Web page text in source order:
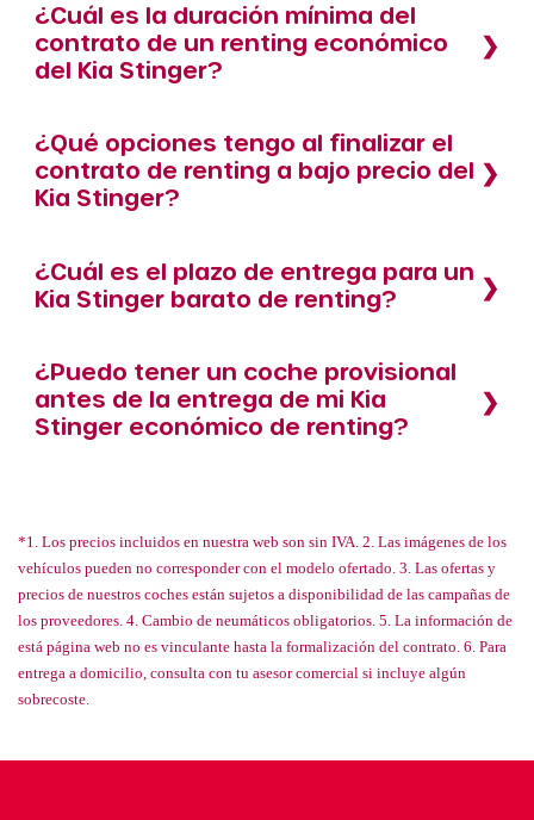
¿Cuál es la duración mínima del
contrato de un renting económico
del Kia Stinger?
¿Qué opciones tengo al finalizar el
contrato de renting a bajo precio del
Kia Stinger?
¿Cuál es el plazo de entrega para un
Kia Stinger barato de renting?
¿Puedo tener un coche provisional
antes de la entrega de mi Kia
Stinger económico de renting?
*1. Los precios incluidos en nuestra web son sin IVA. 2. Las imágenes de los
vehículos pueden no corresponder con el modelo ofertado. 3. Las ofertas y
precios de nuestros coches están sujetos a disponibilidad de las campañas de
los proveedores. 4. Cambio de neumáticos obligatorios. 5. La información de
está página web no es vinculante hasta la formalización del contrato. 6. Para
entrega a domicilio, consulta con tu asesor comercial si incluye algún
sobrecoste.